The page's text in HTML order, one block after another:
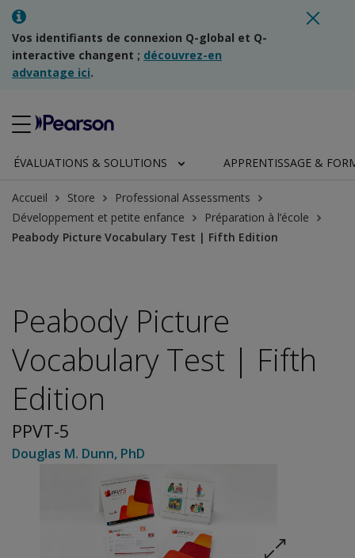
Vos identifiants de connexion Q-global et Q-
interactive changent ; découvrez-en
advantage ici.
ÉVALUATIONS & SOLUTIONS APPRENTISSAGE &
Accueil Store
Professional Assessments
Développement et petite enfance
Préparation à l’école
Peabody Picture Vocabulary Test | Fifth Edition
Peabody Picture
Vocabulary Test | Fifth
Edition
PPVT-5
Douglas M. Dunn, PhD